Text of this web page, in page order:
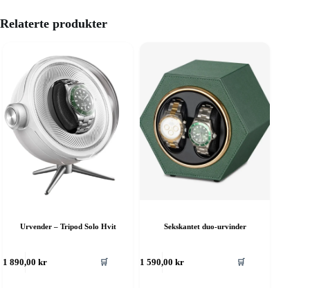
Relaterte produkter
Urvender – Tripod Solo Hvit
1 890,00kr 🛒
Sekskantet duo-urvinder
1 590,00kr 🛒